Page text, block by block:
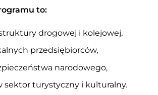
to:
drogowej i kolejowej,
przedsiębiorców,
narodowego,
sektor turystyczny i kulturalny.